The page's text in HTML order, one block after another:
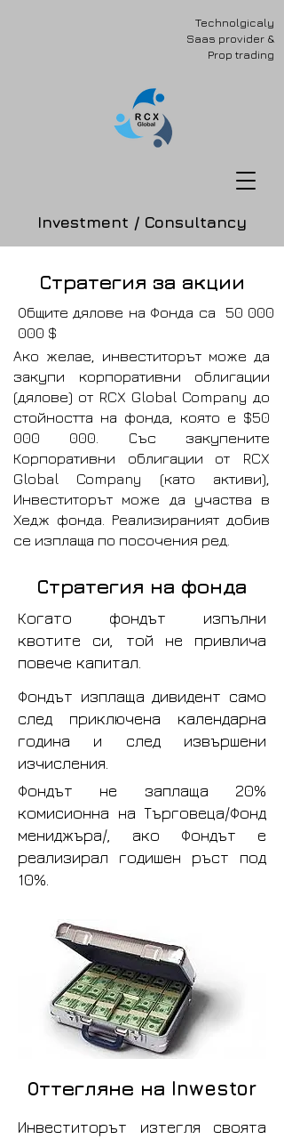
Technolgicaly
Saas provider &
Prop trading
Investment / Consultancy
Стратегия за акции
Общите дялове на Фонда са 50 000
000 $
Ако желае, инвеститорът може да
закупи корпоративни облигации
(дялове) от RCX Global Company до
стойността на фонда, която е $50
000 000. Със закупените
Корпоративни облигации от RCX
Global Company (като активи),
Инвеститорът може да участва в
Хедж фонда. Реализираният добив
се изплаща по посочения ред.
Стратегия на фонда
Когато фондът изпълни
квотите си, той не привлича
повече капитал.
Фондът изплаща дивидент само
след приключена календарна
година и след извършени
изчисления.
Фондът не заплаща 20%
комисионна на Търговеца/Фонд
мениджъра/, ако Фондът е
реализирал годишен ръст под
10%.
Оттегляне на Inwestor
Инвеститорът изтегля своята